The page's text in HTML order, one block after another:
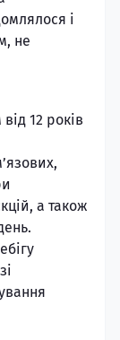
і
не
12 років
а також